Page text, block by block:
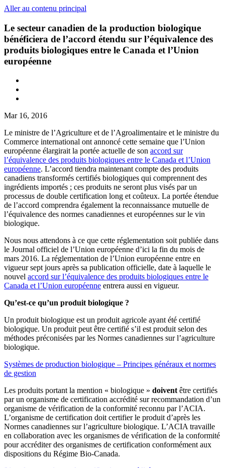
Aller au contenu principal
Le secteur canadien de la production biologique
bénéficiera de l’accord étendu sur l’équivalence des
produits biologiques entre le Canada et l’Union
européenne
Mar 16, 2016
Le ministre de l’Agriculture et de l’Agroalimentaire et le ministre du
Commerce international ont annoncé cette semaine que l’Union
européenne élargirait la portée actuelle de son accord sur
l’équivalence des produits biologiques entre le Canada et l’Union
européenne. L’accord tiendra maintenant compte des produits
canadiens transformés certifiés biologiques qui comprennent des
ingrédients importés ; ces produits ne seront plus visés par un
processus de double certification long et coûteux. La portée étendue
de l’accord comprendra également la reconnaissance mutuelle de
l’équivalence des normes canadiennes et européennes sur le vin
biologique.
Nous nous attendons à ce que cette réglementation soit publiée dans
le Journal officiel de l’Union européenne d’ici la fin du mois de
mars 2016. La réglementation de l’Union européenne entre en
vigueur sept jours après sa publication officielle, date à laquelle le
nouvel accord sur l’équivalence des produits biologiques entre le
Canada et l’Union européenne entrera aussi en vigueur.
Qu’est-ce qu’un produit biologique ?
Un produit biologique est un produit agricole ayant été certifié
biologique. Un produit peut être certifié s’il est produit selon des
méthodes préconisées par les Normes canadiennes sur l’agriculture
biologique.
Systèmes de production biologique – Principes généraux et normes
de gestion
Les produits portant la mention « biologique » doiventêtre certifiés
par un organisme de certification accrédité sur recommandation d’un
organisme de vérification de la conformité reconnu par l’ACIA.
L’organisme de certification doit certifier le produit d’après les
Normes canadiennes sur l’agriculture biologique. L’ACIA travaille
en collaboration avec les organismes de vérification de la conformité
pour accréditer des organismes de certification conformément aux
dispositions du Régime Bio-Canada.